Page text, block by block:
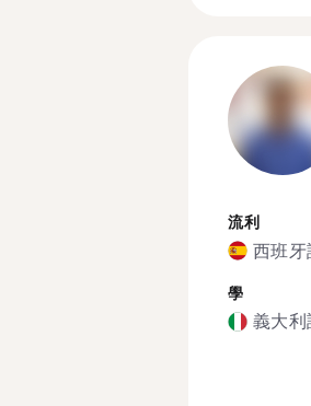
流利
西班牙
學
義大利